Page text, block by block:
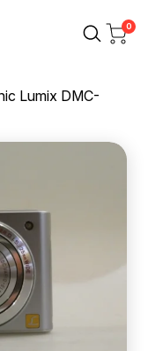
0
Lumix DMC-